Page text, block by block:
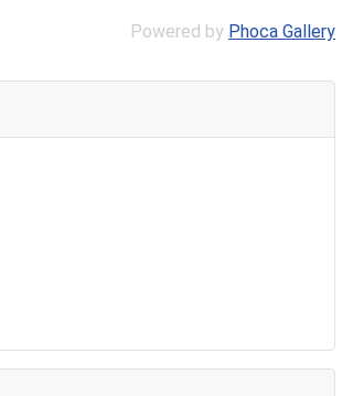
Powered by Phoca Gallery